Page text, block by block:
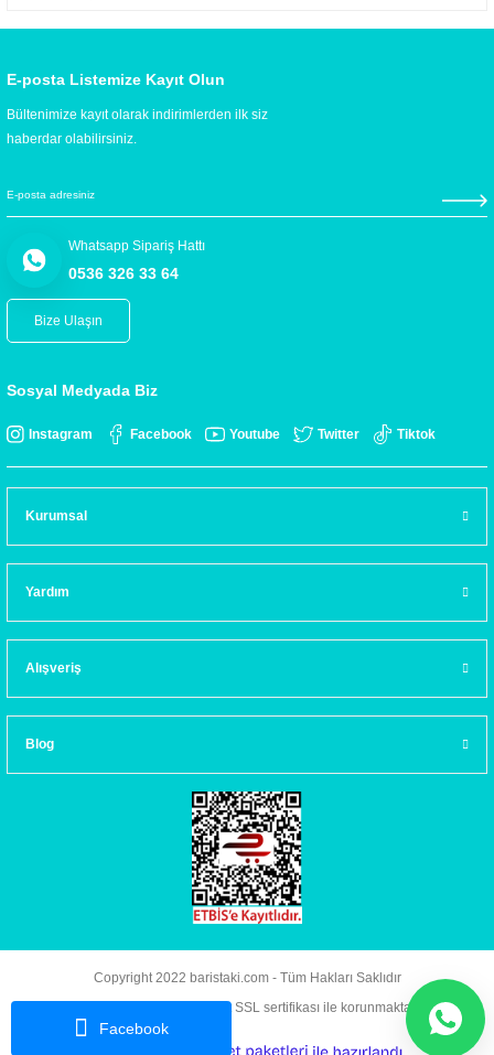
Facebook
E-posta Listemize Kayıt Olun
Bültenimize kayıt olarak indirimlerden ilk siz
haberdar olabilirsiniz.
Whatsapp Sipariş Hattı
0536 326 33 64
Bize Ulaşın
Sosyal Medyada Biz
Instagram Facebook Youtube Twitter Tiktok
Kurumsal
Yardım
Alışveriş
Blog
Copyright 2022 baristaki.com - Tüm Hakları Saklıdır
Kredi kartı bilgileriniz 256bit SSL sertifikası ile korunmaktadır.
e- ile